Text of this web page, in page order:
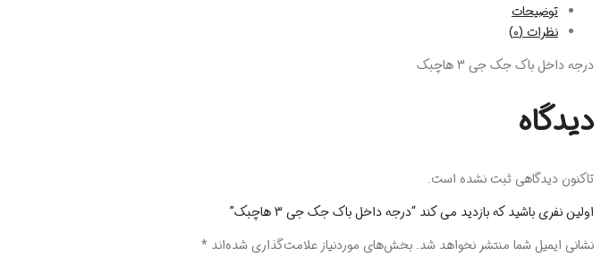
توضیحات
نظرات (0)
درجه داخل باک جک جی 3 هاچبک
دیدگاه
تاکنون دیدگاهی ثبت نشده است.
اولین نفری باشید که بازدید می کند “درجه داخل باک جک جی 3 هاچبک”
نشانی ایمیل شما منتشر نخواهد شد. بخش‌های موردنیاز علامت‌گذاری شده‌اند *